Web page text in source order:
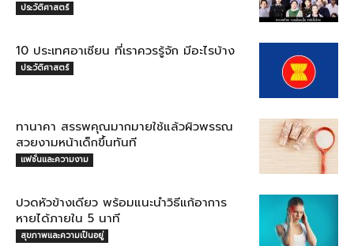
ประวัติศาสตร์
10 ประเทศอาเซียน ที่เราควรรู้จัก มีอะไรบ้าง
ประวัติศาสตร์
ทานาคา สรรพคุณมากมายใช้แล้วผิวพรรณ
สวยงามหน้าเด็กขึ้นทันที
แฟชั่นและความงาม
ปวดหัวข้างเดียว พร้อมแนะนำวิธีแก้อาการ
หายได้ภายใน 5 นาที
สุขภาพและความเป็นอยู่